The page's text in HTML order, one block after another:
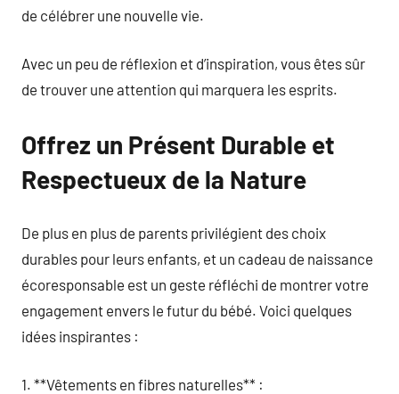
de célébrer une nouvelle vie.
Avec un peu de réflexion et d’inspiration, vous êtes sûr
de trouver une attention qui marquera les esprits.
Offrez un Présent Durable et
Respectueux de la Nature
De plus en plus de parents privilégient des choix
durables pour leurs enfants, et un cadeau de naissance
écoresponsable est un geste réfléchi de montrer votre
engagement envers le futur du bébé. Voici quelques
idées inspirantes :
1. **Vêtements en fibres naturelles** :